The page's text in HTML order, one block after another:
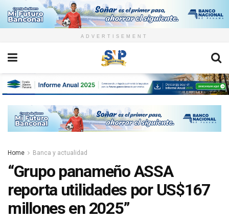
ADVERTISEMENT
Home Banca y actualidad
“Grupo panameño ASSA
reporta utilidades por US$167
millones en 2025”